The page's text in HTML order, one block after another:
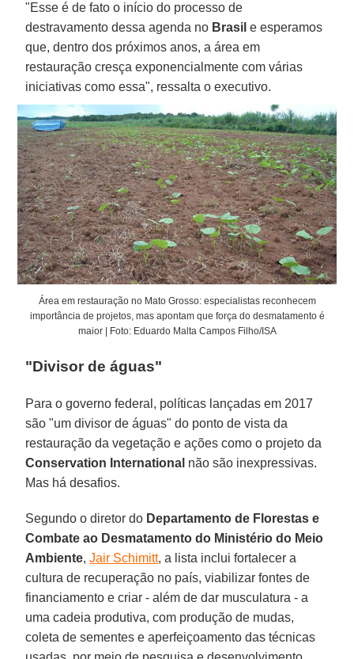
"Esse é de fato o início do processo de
destravamento dessa agenda no Brasil e esperamos
que, dentro dos próximos anos, a área em
restauração cresça exponencialmente com várias
iniciativas como essa", ressalta o executivo.
Área em restauração no Mato Grosso: especialistas reconhecem
importância de projetos, mas apontam que força do desmatamento é
maior | Foto: Eduardo Malta Campos Filho/ISA
"Divisor de águas"
Para o governo federal, políticas lançadas em 2017
são "um divisor de águas" do ponto de vista da
restauração da vegetação e ações como o projeto da
Conservation International não são inexpressivas.
Mas há desafios.
Segundo o diretor do Departamento de Florestas e
Combate ao Desmatamento do Ministério do Meio
Ambiente,Jair Schimitt, a lista inclui fortalecer a
cultura de recuperação no país, viabilizar fontes de
financiamento e criar - além de dar musculatura - a
uma cadeia produtiva, com produção de mudas,
coleta de sementes e aperfeiçoamento das técnicas